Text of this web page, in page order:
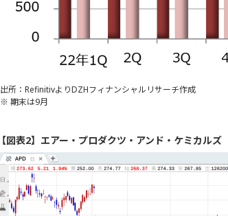
出所：RefinitivよりDZHフィナンシャルリサーチ作成
※ 期末は9月
【図表2】エアー・プロダクツ・アンド・ケミカルズ